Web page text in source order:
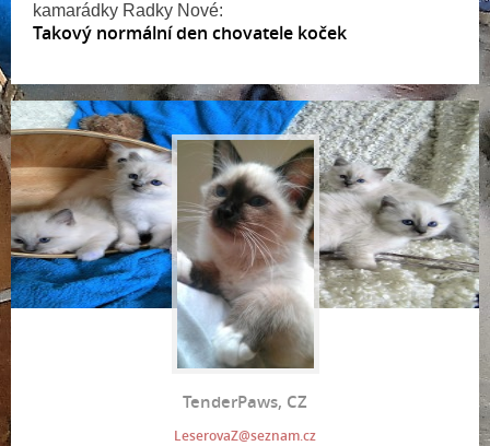
kamarádky Radky Nové:
Takový normální den chovatele koček
TenderPaws, CZ
LeserovaZ@seznam.cz